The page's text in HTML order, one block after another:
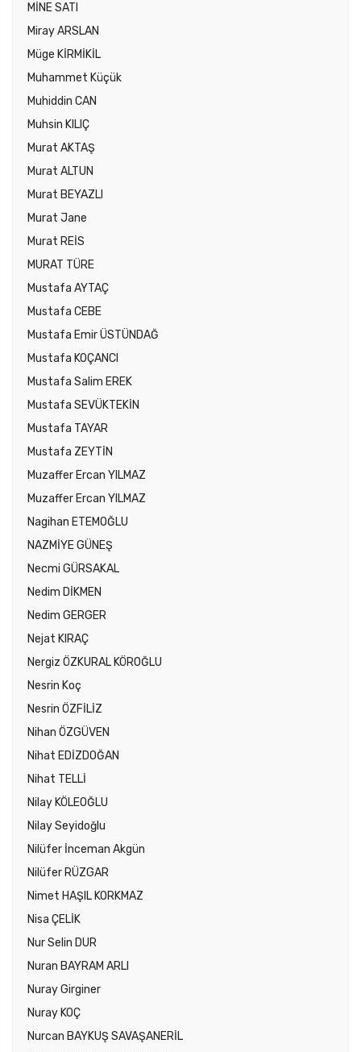
MİNE SATI
Miray ARSLAN
Müge KİRMİKİL
Muhammet Küçük
Muhiddin CAN
Muhsin KILIÇ
Murat AKTAŞ
Murat ALTUN
Murat BEYAZLI
Murat Jane
Murat REİS
MURAT TÜRE
Mustafa AYTAÇ
Mustafa CEBE
Mustafa Emir ÜSTÜNDAĞ
Mustafa KOÇANCI
Mustafa Salim EREK
Mustafa SEVÜKTEKİN
Mustafa TAYAR
Mustafa ZEYTİN
Muzaffer Ercan YILMAZ
Muzaffer Ercan YILMAZ
Nagihan ETEMOĞLU
NAZMİYE GÜNEŞ
Necmi GÜRSAKAL
Nedim DİKMEN
Nedim GERGER
Nejat KIRAÇ
Nergiz ÖZKURAL KÖROĞLU
Nesrin Koç
Nesrin ÖZFİLİZ
Nihan ÖZGÜVEN
Nihat EDİZDOĞAN
Nihat TELLİ
Nilay KÖLEOĞLU
Nilay Seyidoğlu
Nilüfer İnceman Akgün
Nilüfer RÜZGAR
Nimet HAŞIL KORKMAZ
Nisa ÇELİK
Nur Selin DUR
Nuran BAYRAM ARLI
Nuray Girginer
Nuray KOÇ
Nurcan BAYKUŞ SAVAŞANERİL